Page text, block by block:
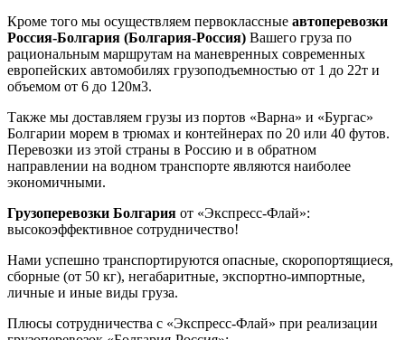
Кроме того мы осуществляем первоклассные автоперевозки
Россия-Болгария (Болгария-Россия) Вашего груза по
рациональным маршрутам на маневренных современных
европейских автомобилях грузоподъемностью от 1 до 22т и
объемом от 6 до 120м3.
Также мы доставляем грузы из портов «Варна» и «Бургас»
Болгарии морем в трюмах и контейнерах по 20 или 40 футов.
Перевозки из этой страны в Россию и в обратном
направлении на водном транспорте являются наиболее
экономичными.
Грузоперевозки Болгария от «Экспресс-Флай»:
высокоэффективное сотрудничество!
Нами успешно транспортируются опасные, скоропортящиеся,
сборные (от 50 кг), негабаритные, экспортно-импортные,
личные и иные виды груза.
Плюсы сотрудничества с «Экспресс-Флай» при реализации